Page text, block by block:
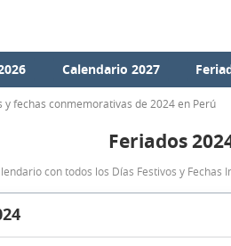
Calendario 2027
y fechas conmemorativas de 2024 en Perú
2024
Feriados
con todos los Días Festivos y Fechas